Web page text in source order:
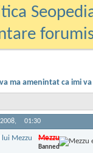
ma amenintat ca imi
01:30
Mezzu
Banned